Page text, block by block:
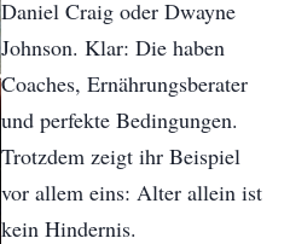
Daniel Craig oder Dwayne
Johnson. Klar: Die haben
Coaches, Ernährungsberater
und perfekte Bedingungen.
Trotzdem zeigt ihr Beispiel
vor allem eins: Alter allein ist
kein Hindernis.